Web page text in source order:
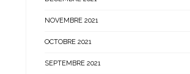
NOVEMBRE 2021
OCTOBRE 2021
SEPTEMBRE 2021